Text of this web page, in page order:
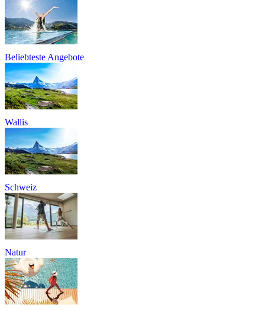
Beliebteste Angebote
Wallis
Schweiz
Natur